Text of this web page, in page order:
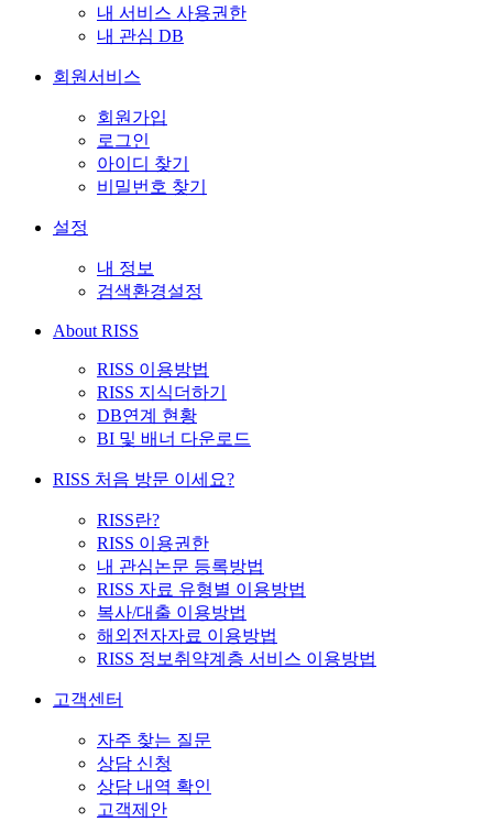
내 서비스 사용권한
내 관심 DB
회원서비스
회원가입
로그인
아이디 찾기
비밀번호 찾기
설정
내 정보
검색환경설정
About RISS
RISS 이용방법
RISS 지식더하기
DB연계 현황
BI 및 배너 다운로드
RISS 처음 방문 이세요?
RISS란?
RISS 이용권한
내 관심논문 등록방법
RISS 자료 유형별 이용방법
복사/대출 이용방법
해외전자자료 이용방법
RISS 정보취약계층 서비스 이용방법
고객센터
자주 찾는 질문
상담 신청
상담 내역 확인
고객제안